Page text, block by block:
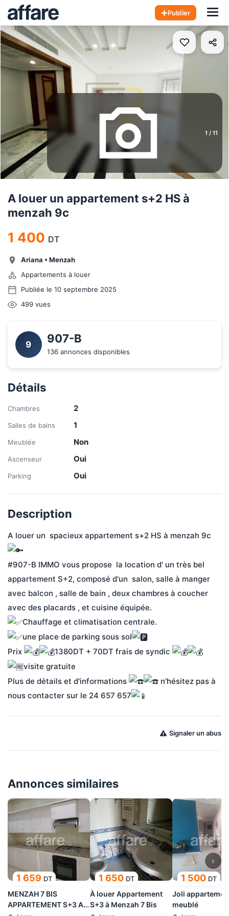
Publier
1 / 11
A louer un appartement s+2 HS à
menzah 9c
1 400 DT
Ariana • Menzah
Appartements à louer
Publiée le 10 septembre 2025
499 vues
9 907-B
136 annonces disponibles
Détails
Chambres 2
Salles de bains 1
Meublée Non
Ascenseur Oui
Parking Oui
Description
A louer un  spacieux appartement s+2 HS à menzah 9c
#907-B IMMO vous propose  la location d' un très bel
appartement S+2, composé d'un  salon, salle à manger
avec balcon , salle de bain , deux chambres à coucher
avec des placards , et cuisine équipée.
Chauffage et climatisation centrale.
une place de parking sous sol
Prix
1380DT + 70DT frais de syndic
visite gratuite
Plus de détails et d'informations
n'hésitez pas à
nous contacter sur le 24 657 657
Signaler un abus
Annonces similaires
1 659 DT
MENZAH 7 BIS
APPARTEMENT S+3 A
1 650 DT
À louer Appartement
S+3 à Menzah 7 Bis
1 500 DT
Joli
meublé
›